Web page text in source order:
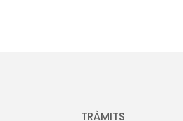
TRÀMITS